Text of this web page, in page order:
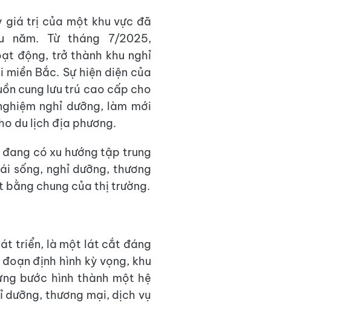
giá trị của một khu vực đã
năm. Từ tháng 7/2025,
động, trở thành khu nghỉ
Bắc. Sự hiện diện của
cung lưu trú cao cấp cho
nghỉ dưỡng, làm mới
du lịch địa phương.
có xu hướng tập trung
sống, nghỉ dưỡng, thương
bằng chung của thị trường.
triển, là một lát cắt đáng
định hình kỳ vọng, khu
bước hình thành một hệ
dưỡng, thương mại, dịch vụ